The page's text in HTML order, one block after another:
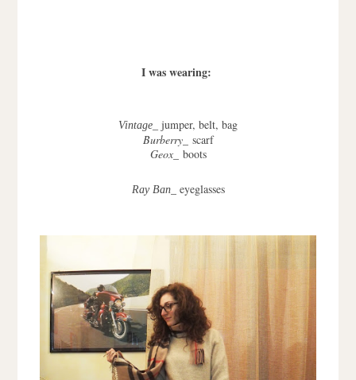
I was wearing:
Vintage_ jumper, belt, bag
Burberry_ scarf
Geox_ boots
Ray Ban_ eyeglasses